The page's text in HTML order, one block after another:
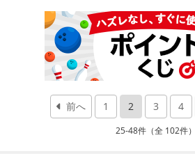
前へ 1 2 3 4
25-48件（全 102件）